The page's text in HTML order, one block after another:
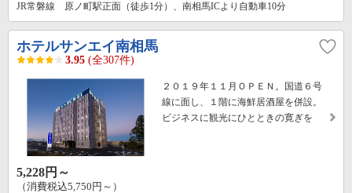
JR常磐線 原ノ町駅正面（徒歩1分）、南相馬ICより自動車10分
ホテルサンエイ南相馬
3.95 (全307件)
２０１９年１１月ＯＰＥＮ。国道６号
線に面し、１階に海鮮居酒屋を併設。
ビジネスに観光にひとときの寛ぎを
5,228円～
（消費税込5,750円～）